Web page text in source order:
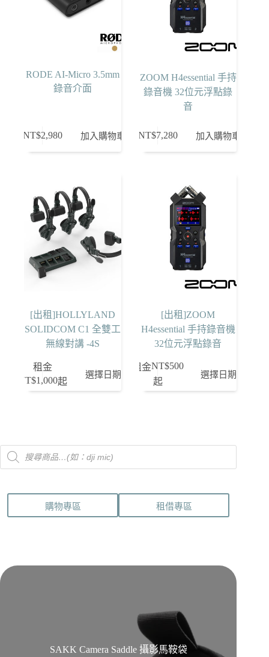
RODE AI-Micro 3.5mm
錄音介面
NT$2,980 加入購物車
ZOOM H4essential 手持
錄音機 32位元浮點錄
音
NT$7,280 加入購物車
[出租]HOLLYLAND
SOLIDCOM C1 全雙工
無線對講 -4S
租金
NT$1,000起
選擇日期
[出租]ZOOM
H4essential 手持錄音機
32位元浮點錄音
租金NT$500
起
選擇日期
Products
search
購物專區 租借專區
SAKK Camera Saddle 攝影馬鞍袋